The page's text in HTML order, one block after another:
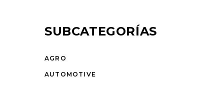
SUBCATEGORÍAS
AGRO
AUTOMOTIVE